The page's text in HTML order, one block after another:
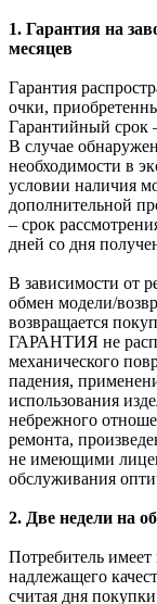
1. Гарантия на
месяцев
Гарантия
очки,
Гарантийный срок
В случае
необходимости в
условии наличия
дополнительной
– срок
дней со дня
В зависимости от
обмен модели/
возвращается
ГАРАНТИЯ не
механического
падения,
использования
небрежного
ремонта,
не имеющими
обслуживания
2. Две недели на
Потребитель имеет
надлежащего
считая дня